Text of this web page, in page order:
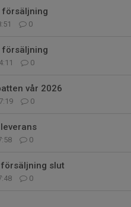
försäljning
0
försäljning
0
vår 2026
0
0
försäljning slut
0